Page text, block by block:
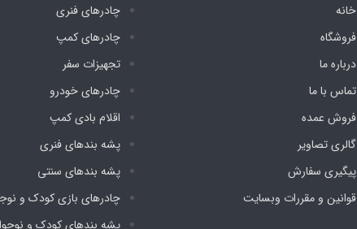
خانه
فروشگاه
درباره ما
تماس با ما
فروش عمده
گالری تصاویر
پیگیری سفارش
قوانین و مقررات وبسایت
چادرهای فنری
چادرهای کمپ
تجهیزات سفر
چادرهای خودرو
اقلام بادی کمپ
پشه‌ بندهای فنری
پشه‌ بندهای سنتی
چادرهای بازی کودک و
پشه‌ بندهای کودک و